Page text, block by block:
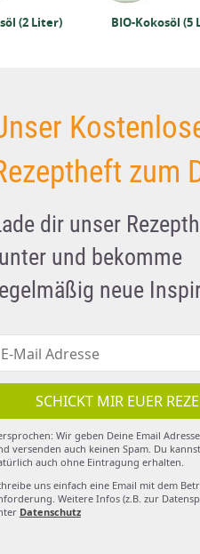
(2 Liter) BIO-Kokosöl (5
zum
dir unser
und bekomme
neue
SCHICKT MIR EUER
Wir geben Deine Email
versenden auch keinen Spam. Du
auch ohne Eintragung erhalten.
uns einfach eine Email mit dem
Weitere Infos (z.B. zur
Datenschutz